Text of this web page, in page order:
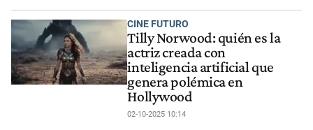
CINE FUTURO
Tilly Norwood: quién es la
actriz creada con
inteligencia artificial que
genera polémica en
Hollywood
02-10-2025 10:14